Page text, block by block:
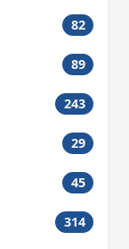
82
89
243
29
45
314